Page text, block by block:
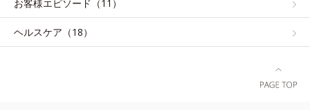
お客様エピソード（11）
ヘルスケア（18）